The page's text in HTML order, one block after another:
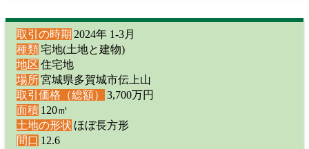
取引の時期 2024年 1-3月
種類 宅地(土地と建物)
地区 住宅地
場所宮城県多賀城市伝上山
取引価格（総額）
3,700万円
面積 120㎡
土地の形状 ほぼ長方形
間口 12.6